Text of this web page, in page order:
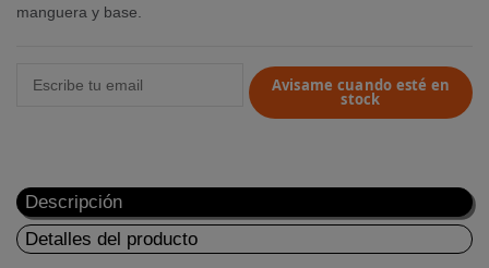
manguera y base.
Avisame cuando esté en
stock
Descripción
Detalles del producto